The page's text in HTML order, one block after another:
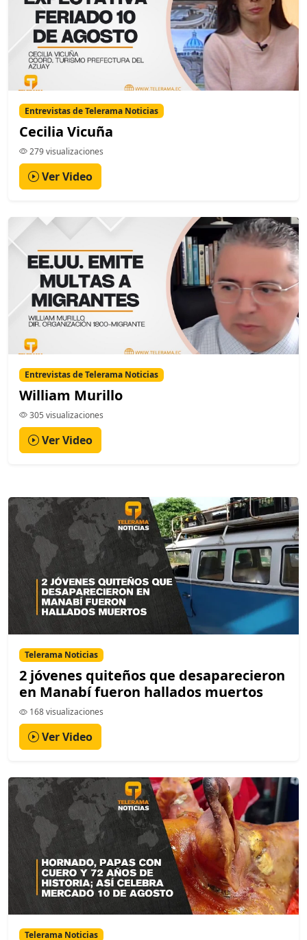
Entrevistas de Telerama Noticias
Cecilia Vicuña
279 visualizaciones
Ver Video
Entrevistas de Telerama Noticias
William Murillo
305 visualizaciones
Ver Video
Telerama Noticias
2 jóvenes quiteños que desaparecieron
en Manabí fueron hallados muertos
168 visualizaciones
Ver Video
Telerama Noticias